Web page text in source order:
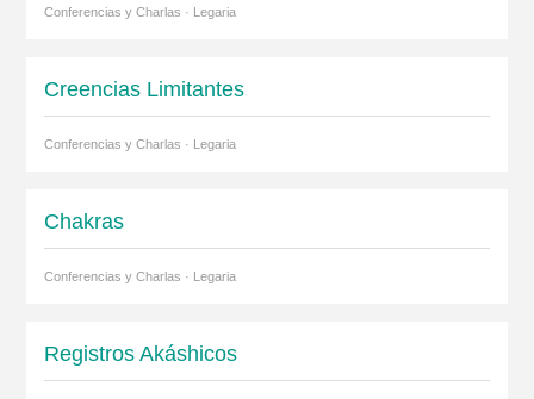
Conferencias y Charlas · Legaria
Creencias Limitantes
Conferencias y Charlas · Legaria
Chakras
Conferencias y Charlas · Legaria
Registros Akáshicos